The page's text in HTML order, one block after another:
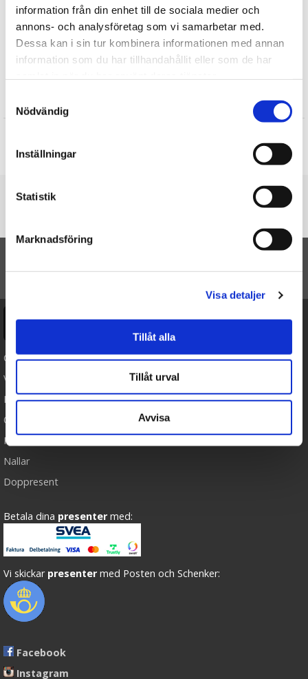
information från din enhet till de sociala medier och
annons- och analysföretag som vi samarbetar med.
Dessa kan i sin tur kombinera informationen med annan
information som du har tillhandahållit eller som de har
Nödvändig
Inställningar
Statistik
Marknadsföring
Visa detaljer
Tillåt alla
Tillåt urval
Avvisa
Upptäck mer
Halloween
Höst
TILL TOPPEN
Ångra köp
Cookies
Varumärken
Köpvillkor
Om oss
Presenteriet Rabattkod
Nallar
Doppresent
Betala dina presenter med:
Vi skickar presenter med Posten och Schenker:
Facebook
Instagram